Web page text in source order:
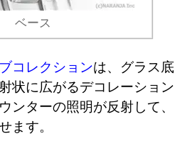
ベース
コレクションは、グラス底
状に広がるデコレーション
ンターの照明が反射して、
ます。